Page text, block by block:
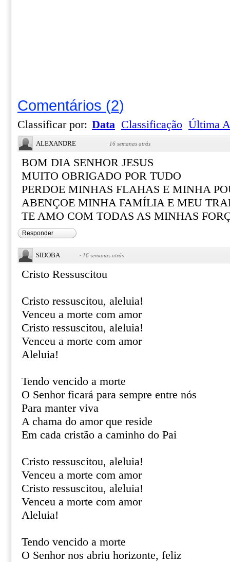
Comentários (2)
Classificar por: Data Classificação Última
ALEXANDRE · 16 semanas atrás
BOM DIA SENHOR JESUS
MUITO OBRIGADO POR TUDO
PERDOE MINHAS FLAHAS E MINHA
ABENÇOE MINHA FAMÍLIA E MEU
TE AMO COM TODAS AS MINHAS
Responder
SIDOBA · 16 semanas atrás
Cristo Ressuscitou
Cristo ressuscitou, aleluia!
Venceu a morte com amor
Cristo ressuscitou, aleluia!
Venceu a morte com amor
Aleluia!
Tendo vencido a morte
O Senhor ficará para sempre entre nós
Para manter viva
A chama do amor que reside
Em cada cristão a caminho do Pai
Cristo ressuscitou, aleluia!
Venceu a morte com amor
Cristo ressuscitou, aleluia!
Venceu a morte com amor
Aleluia!
Tendo vencido a morte
O Senhor nos abriu horizonte, feliz